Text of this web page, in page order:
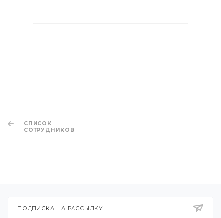
СПИСОК
СОТРУДНИКОВ
ПОДПИСКА НА РАССЫЛКУ